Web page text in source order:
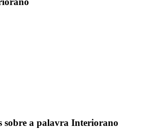
sobre a palavra Interiorano